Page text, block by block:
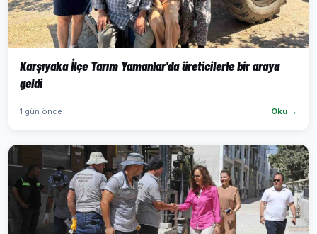
Karşıyaka İlçe Tarım Yamanlar'da üreticilerle bir araya
geldi
1 gün önce Oku →